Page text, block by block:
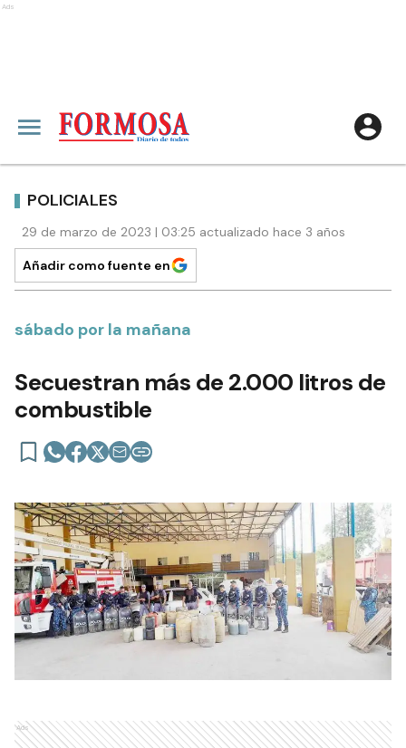
Ads
POLICIALES
29 de marzo de 2023 | 03:25 actualizado hace 3 años
Añadir como fuente en
sábado por la mañana
Secuestran más de 2.000 litros de
combustible
Ads